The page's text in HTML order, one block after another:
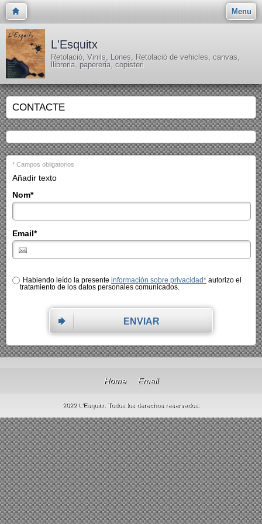
Menu
L'Esquitx
Retolació, Vinils, Lones, Retolació de vehicles, canvas,
llibreria, papereria, copisteri
CONTACTE
* Campos obligatorios
Añadir texto
Nom*
Email*
Habiendo leído la presente información sobre privacidad* autorizo el
tratamiento de los datos personales comunicados.
ENVIAR
Home Email
2022 L'Esquitx. Todos los derechos reservados.